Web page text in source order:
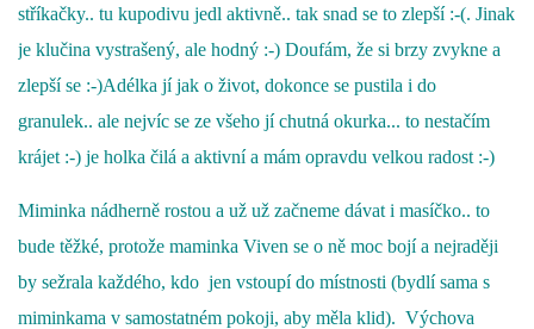
stříkačky.. tu kupodivu jedl aktivně.. tak snad se to zlepší :-(. Jinak
je klučina vystrašený, ale hodný :-) Doufám, že si brzy zvykne a
zlepší se :-)Adélka jí jak o život, dokonce se pustila i do
granulek.. ale nejvíc se ze všeho jí chutná okurka... to nestačím
krájet :-) je holka čilá a aktivní a mám opravdu velkou radost :-)
Miminka nádherně rostou a už už začneme dávat i masíčko.. to
bude těžké, protože maminka Viven se o ně moc bojí a nejraději
by sežrala každého, kdo jen vstoupí do místnosti (bydlí sama s
miminkama v samostatném pokoji, aby měla klid). Výchova